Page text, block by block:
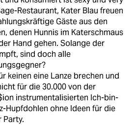
Restaurant, Kater Blau freuen
Gäste aus den
denen Hunnis im Katerschmaus
Hand gehen. Solange der
sind doch alle
keinen eine Lanze brechen und
für die 30.000 von der
instrumentalisierten Ich-bin-
Hupfdohlen ohne Ideen für die
Party.